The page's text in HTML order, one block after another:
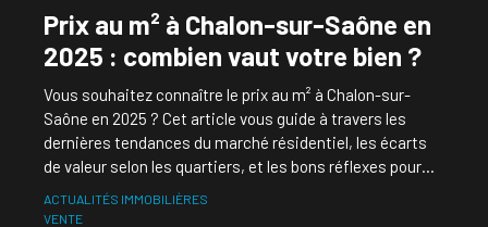
Prix au m² à Chalon-sur-Saône en
2025 : combien vaut votre bien ?
Vous souhaitez connaître le prix au m² à Chalon-sur-
Saône en 2025 ? Cet article vous guide à travers les
dernières tendances du marché résidentiel, les écarts
de valeur selon les quartiers, et les bons réflexes pour
estimer ou vendre votre logement. Appuyez-vous sur
l’expertise de Pietrapolis pour concrétiser votre projet en
ACTUALITÉS IMMOBILIÈRES
VENTE